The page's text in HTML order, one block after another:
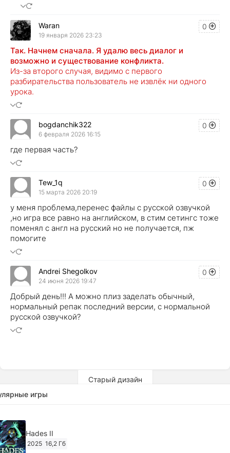
0
Waran
19 января 2026 23:23
Так. Начнем сначала. Я удалю весь диалог и
возможно и существование конфликта.
Из-за второго случая, видимо с первого
разбирательства пользователь не извлёк ни одного
урока.
0
bogdanchik322
6 февраля 2026 16:15
где первая часть?
0
Tew_1q
15 марта 2026 20:19
у меня проблема,перенес файлы с русской озвучкой
,но игра все равно на английском, в стим сетингс тоже
поменял с англ на русский но не получается, пж
помогите
0
Andrei Shegolkov
24 июня 2026 19:47
Добрый день!!! А можно плиз заделать обычный,
нормальный репак последний версии, с нормальной
русской озвучкой?
Старый дизайн
игры
Hades II
2025 16,2 Гб